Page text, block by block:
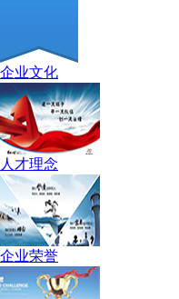
企业文化
人才理念
企业荣誉